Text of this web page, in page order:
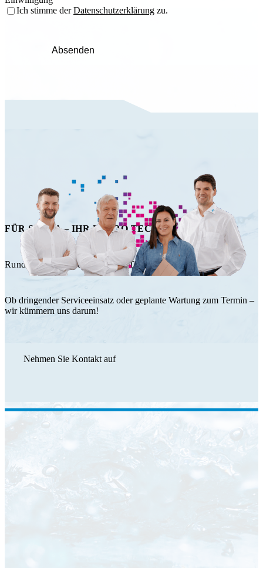
Ich stimme derDatenschutzerklärung zu.
Absenden
FÜR SIE DA – IHR HAPRO TECHNIK TEAM!
Rundum Service durch das HT Team.
Ob dringender Serviceeinsatz oder geplante Wartung zum Termin –
wir kümmern uns darum!
Nehmen Sie Kontakt auf